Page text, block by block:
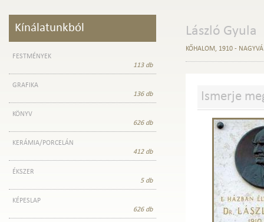
Kínálatunkból
FESTMÉNYEK
113 db
GRAFIKA
136 db
KÖNYV
626 db
KERÁMIA/PORCELÁN
412 db
ÉKSZER
5 db
KÉPESLAP
626 db
László Gyula
KŐHALOM, 1910 -
Ismerje